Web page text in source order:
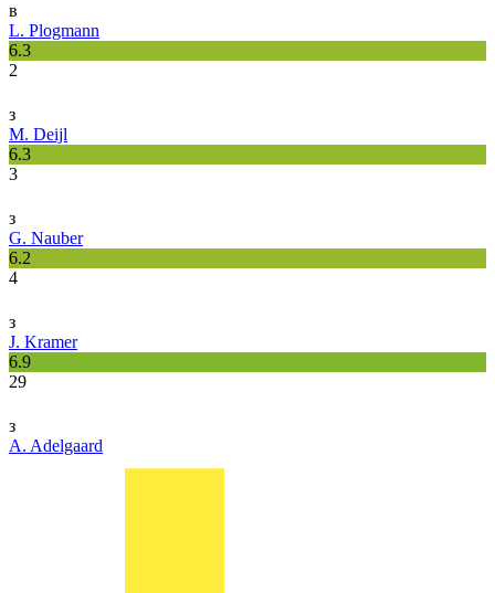
в
L. Plogmann
6.3
2
з
M. Deijl
6.3
3
з
G. Nauber
6.2
4
з
J. Kramer
6.9
29
з
A. Adelgaard